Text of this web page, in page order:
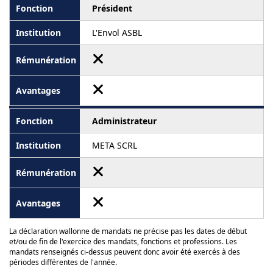
Président
L'Envol ASBL
Administrateur
META SCRL
La déclaration wallonne de mandats ne précise pas les dates de début
et/ou de fin de l'exercice des mandats, fonctions et professions. Les
mandats renseignés ci-dessus peuvent donc avoir été exercés à des
périodes différentes de l'année.